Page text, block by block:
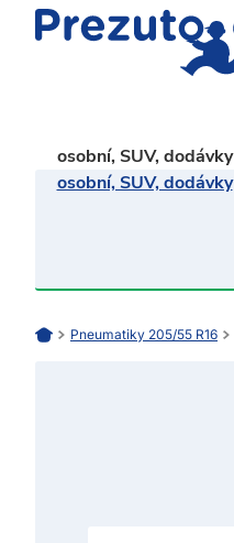
osobní, SUV, dodávky
osobní, SUV, dodávky
Pneumatiky 205/55 R16